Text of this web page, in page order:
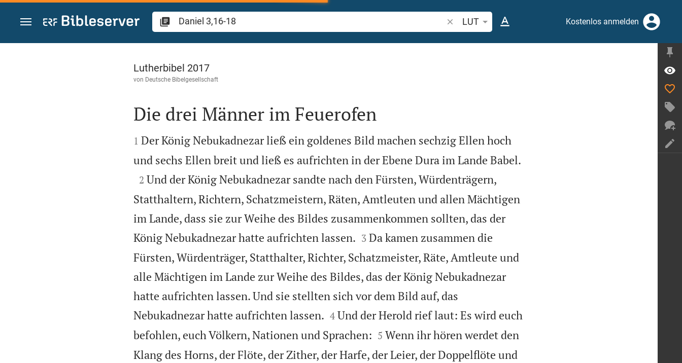
Zum Inhalt springen
Bibelstelle oder Begriff suchen
LUT Kostenlos anmelden
Daniel 3
Lutherbibel 2017
von Deutsche Bibelgesellschaft

Die drei Männer im Feuerofen

1 Der König Nebukadnezar ließ ein goldenes Bild machen sechzig Ellen hoch
und sechs Ellen breit und ließ es aufrichten in der Ebene Dura im Lande Babel.

2 Und der König Nebukadnezar sandte nach den Fürsten, Würdenträgern,
Statthaltern, Richtern, Schatzmeistern, Räten, Amtleuten und allen Mächtigen
im Lande, dass sie zur Weihe des Bildes zusammenkommen sollten, das der
König Nebukadnezar hatte aufrichten lassen.
3 Da kamen zusammen die
Fürsten, Würdenträger, Statthalter, Richter, Schatzmeister, Räte, Amtleute und
alle Mächtigen im Lande zur Weihe des Bildes, das der König Nebukadnezar
hatte aufrichten lassen. Und sie stellten sich vor dem Bild auf, das
Nebukadnezar hatte aufrichten lassen.
4 Und der Herold rief laut: Es wird euch
befohlen, euch Völkern, Nationen und Sprachen:
5 Wenn ihr hören werdet den
Klang des Horns, der Flöte, der Zither, der Harfe, der Leier, der Doppelflöte und